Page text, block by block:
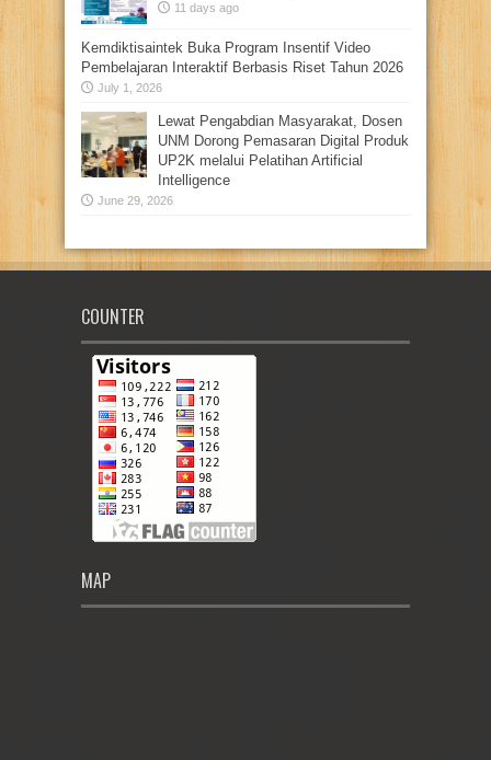
11 days ago
Kemdiktisaintek Buka Program Insentif Video
Pembelajaran Interaktif Berbasis Riset Tahun 2026
July 1, 2026
Lewat Pengabdian Masyarakat, Dosen
UNM Dorong Pemasaran Digital Produk
UP2K melalui Pelatihan Artificial
Intelligence
June 29, 2026
COUNTER
MAP